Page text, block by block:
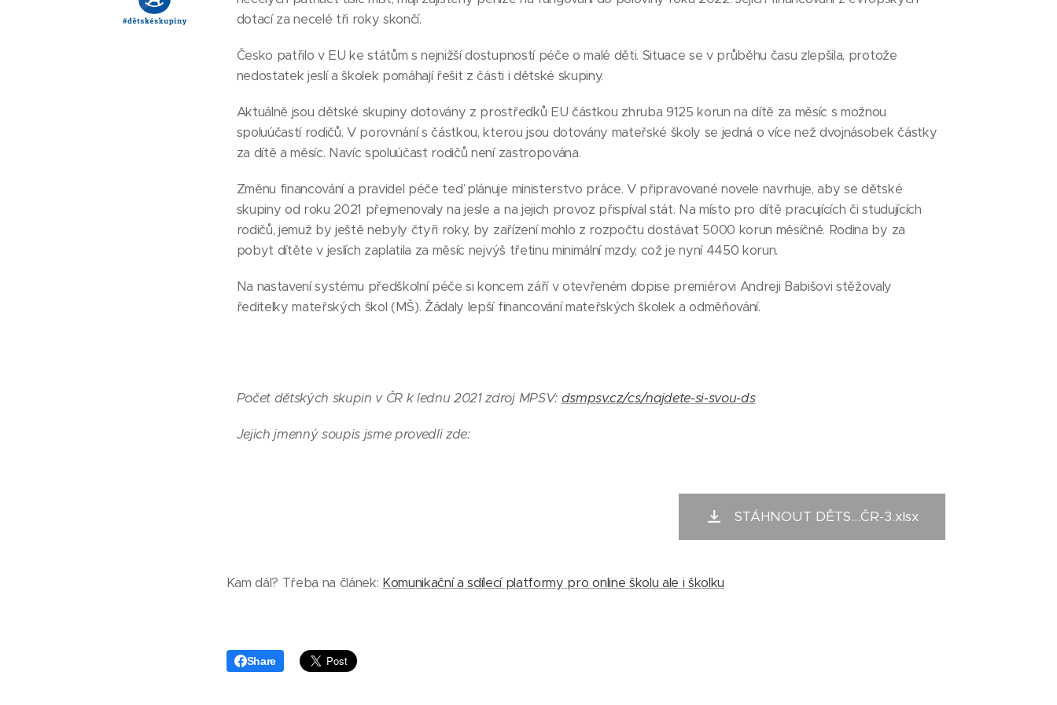
dotací za necelé tři roky skončí.
Česko patřilo v EU ke státům s nejnižší dostupností péče o malé děti. Situace se v průběhu času zlepšila, protože
nedostatek jeslí a školek pomáhají řešit z části i dětské skupiny.
Aktuálně jsou dětské skupiny dotovány z prostředků EU částkou zhruba 9125 korun na dítě za měsíc s možnou
spoluúčastí rodičů. V porovnání s částkou, kterou jsou dotovány mateřské školy se jedná o více než dvojnásobek částky
za dítě a měsíc. Navíc spoluúčast rodičů není zastropována.
Změnu financování a pravidel péče teď plánuje ministerstvo práce. V připravované novele navrhuje, aby se dětské
skupiny od roku 2021 přejmenovaly na jesle a na jejich provoz přispíval stát. Na místo pro dítě pracujících či studujících
rodičů, jemuž by ještě nebyly čtyři roky, by zařízení mohlo z rozpočtu dostávat 5000 korun měsíčně. Rodina by za
pobyt dítěte v jeslích zaplatila za měsíc nejvýš třetinu minimální mzdy, což je nyní 4450 korun.
Na nastavení systému předškolní péče si koncem září v otevřeném dopise premiérovi Andreji Babišovi stěžovaly
ředitelky mateřských škol (MŠ). Žádaly lepší financování mateřských školek a odměňování.
Počet dětských skupin v ČR k lednu 2021 zdroj MPSV: dsmpsv.cz/cs/najdete-si-svou-ds
Jejich jmenný soupis jsme provedli zde:
STÁHNOUT DĚTS...ČR-3.xlsx
Kam dál? Třeba na článek: Komunikační a sdílecí platformy pro online školu ale i školku
Share